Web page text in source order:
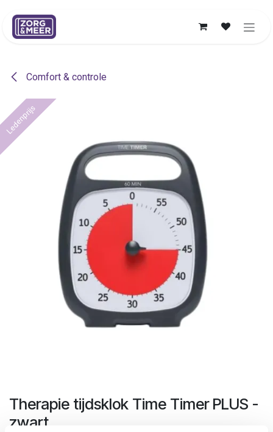
Comfort & controle
Ledenprijs
Therapie tijdsklok Time Timer PLUS -
zwart